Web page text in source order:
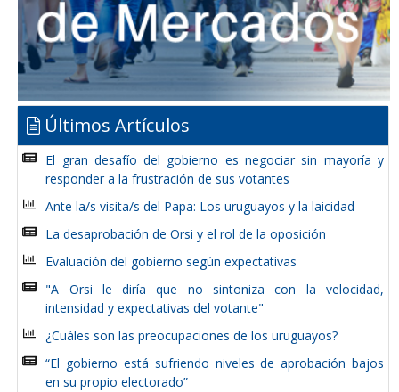
Últimos Artículos
El gran desafío del gobierno es negociar sin mayoría y
responder a la frustración de sus votantes
Ante la/s visita/s del Papa: Los uruguayos y la laicidad
La desaprobación de Orsi y el rol de la oposición
Evaluación del gobierno según expectativas
"A Orsi le diría que no sintoniza con la velocidad,
intensidad y expectativas del votante"
¿Cuáles son las preocupaciones de los uruguayos?
“El gobierno está sufriendo niveles de aprobación bajos
en su propio electorado”